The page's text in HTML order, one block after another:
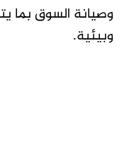
وصيانة السوق بما
وبيئية.